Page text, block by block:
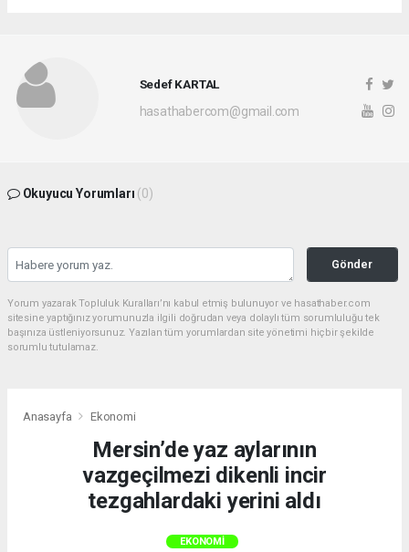
Sedef KARTAL
hasathabercom@gmail.com
Okuyucu Yorumları (0)
Gönder
Yorum yazarak Topluluk Kuralları’nı kabul etmiş bulunuyor ve hasathaber.com
sitesine yaptığınız yorumunuzla ilgili doğrudan veya dolaylı tüm sorumluluğu tek
başınıza üstleniyorsunuz. Yazılan tüm yorumlardan site yönetimi hiçbir şekilde
sorumlu tutulamaz.
Anasayfa Ekonomi
Mersin’de yaz aylarının
vazgeçilmezi dikenli incir
tezgahlardaki yerini aldı
EKONOMI